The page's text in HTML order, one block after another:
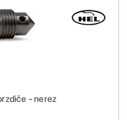
- nerez